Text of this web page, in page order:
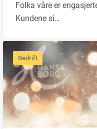
Folka våre er
Kundene si…
Bedrift